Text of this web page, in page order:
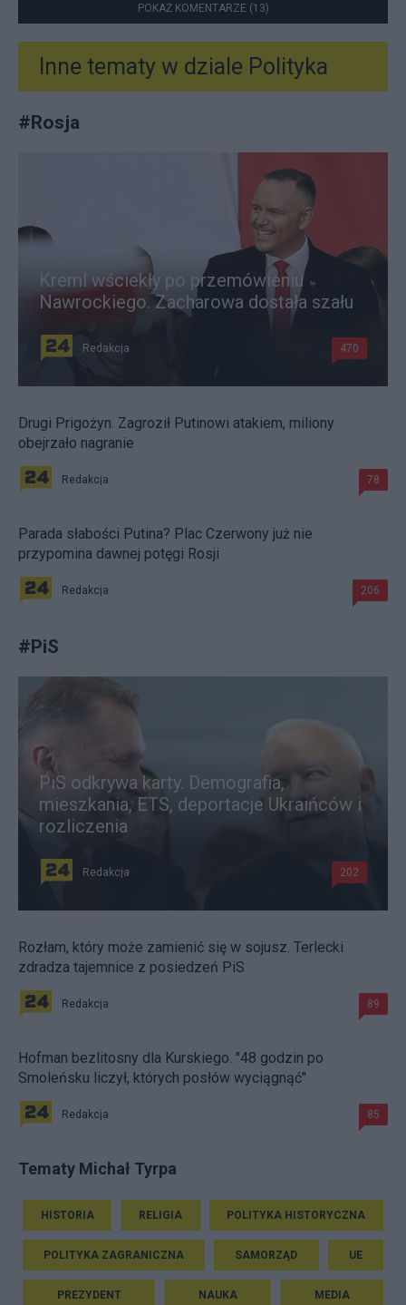
POKAŻ KOMENTARZE (13)
Inne tematy w dziale Polityka
#Rosja
Kreml wściekły po przemówieniu
Nawrockiego. Zacharowa dostała szału
Redakcja 470
Drugi Prigożyn. Zagroził Putinowi atakiem, miliony
obejrzało nagranie
Redakcja 78
Parada słabości Putina? Plac Czerwony już nie
przypomina dawnej potęgi Rosji
Redakcja 206
#PiS
PiS odkrywa karty. Demografia,
mieszkania, ETS, deportacje Ukraińców i
rozliczenia
Redakcja 202
Rozłam, który może zamienić się w sojusz. Terlecki
zdradza tajemnice z posiedzeń PiS
Redakcja 89
Hofman bezlitosny dla Kurskiego. "48 godzin po
Smoleńsku liczył, których posłów wyciągnąć"
Redakcja 85
Tematy Michał Tyrpa
HISTORIA RELIGIA POLITYKA HISTORYCZNA
POLITYKA ZAGRANICZNA SAMORZĄD UE
PREZYDENT NAUKA MEDIA